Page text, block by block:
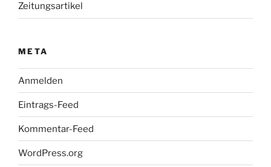
Zeitungsartikel
META
Anmelden
Eintrags-Feed
Kommentar-Feed
WordPress.org